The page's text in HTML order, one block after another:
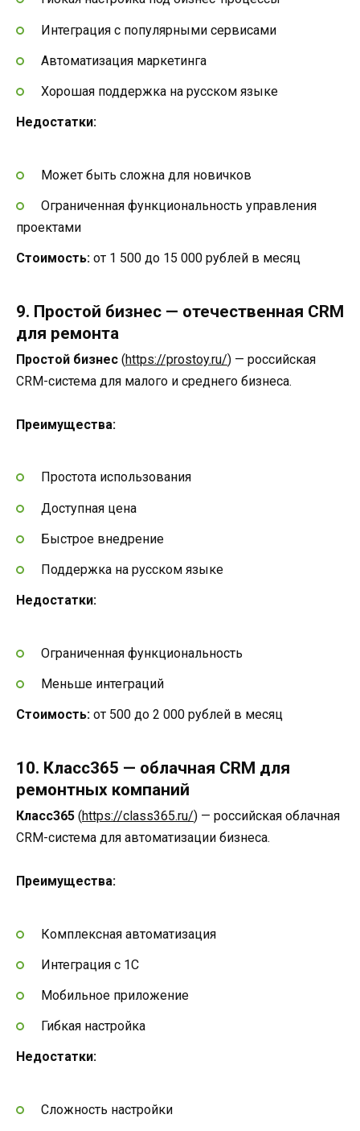
Интеграция с популярными сервисами
Автоматизация маркетинга
Хорошая поддержка на русском языке
Недостатки:
Может быть сложна для новичков
Ограниченная функциональность управления
проектами
Стоимость: от 1 500 до 15 000 рублей в месяц
9. Простой бизнес — отечественная CRM
для ремонта
Простой бизнес (https://prostoy.ru/) — российская
CRM-система для малого и среднего бизнеса.
Преимущества:
Простота использования
Доступная цена
Быстрое внедрение
Поддержка на русском языке
Недостатки:
Ограниченная функциональность
Меньше интеграций
Стоимость: от 500 до 2 000 рублей в месяц
10. Класс365 — облачная CRM для
ремонтных компаний
Класс365 (https://class365.ru/) — российская облачная
CRM-система для автоматизации бизнеса.
Преимущества:
Комплексная автоматизация
Интеграция с 1С
Мобильное приложение
Гибкая настройка
Недостатки:
Сложность настройки